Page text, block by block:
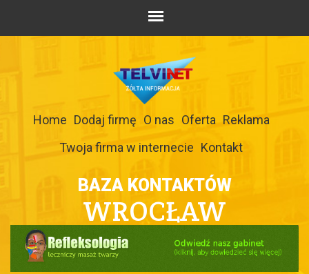
Home Dodaj firmę O nas Oferta Reklama
Twoja firma w internecie Kontakt
BAZA KONTAKTÓW
WROCŁAW